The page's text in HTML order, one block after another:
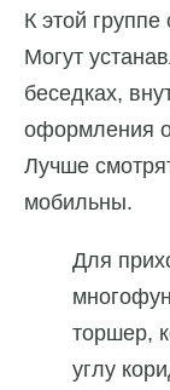
К этой
Могут
беседках,
оформления
Лучше
мобильны.
Для
торшер,
углу